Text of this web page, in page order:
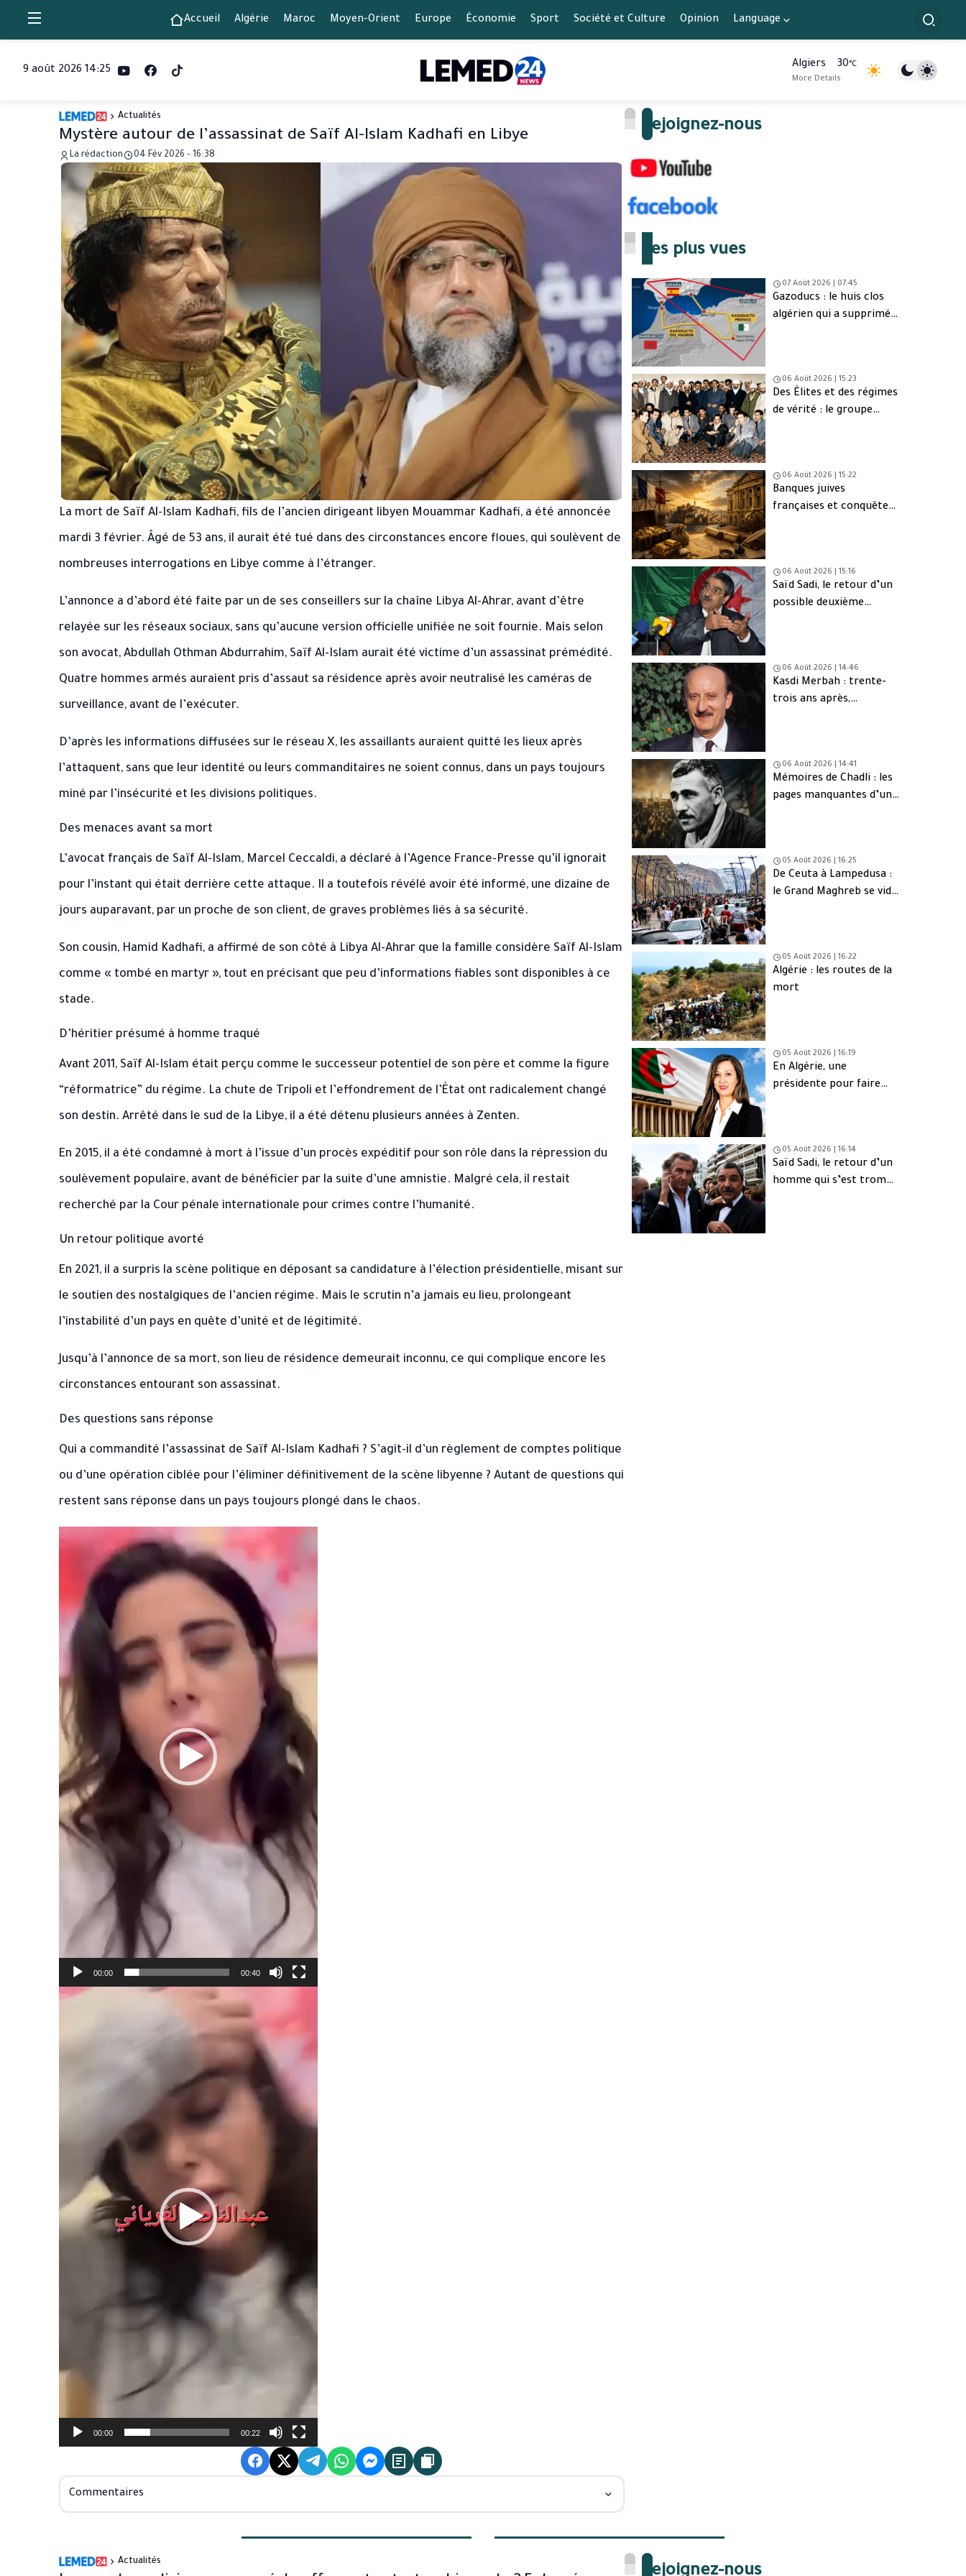
Accueil Algérie Maroc Moyen-Orient Europe Économie Sport Société et Culture Opinion Language
9 août 2026 14:25 Algiers 30°C
More Details
Actualités
Mystère autour de l’assassinat de Saïf Al-Islam Kadhafi en Libye
La rédaction 04 Fév 2026 - 16:38
La mort de Saïf Al-Islam Kadhafi, fils de l’ancien dirigeant libyen Mouammar Kadhafi, a été annoncée
mardi 3 février. Âgé de 53 ans, il aurait été tué dans des circonstances encore floues, qui soulèvent de
nombreuses interrogations en Libye comme à l’étranger.
L’annonce a d’abord été faite par un de ses conseillers sur la chaîne Libya Al-Ahrar, avant d’être
relayée sur les réseaux sociaux, sans qu’aucune version officielle unifiée ne soit fournie. Mais selon
son avocat, Abdullah Othman Abdurrahim, Saïf Al-Islam aurait été victime d’un assassinat prémédité.
Quatre hommes armés auraient pris d’assaut sa résidence après avoir neutralisé les caméras de
surveillance, avant de l’exécuter.
D’après les informations diffusées sur le réseau X, les assaillants auraient quitté les lieux après
l’attaquent, sans que leur identité ou leurs commanditaires ne soient connus, dans un pays toujours
miné par l’insécurité et les divisions politiques.
Des menaces avant sa mort
L’avocat français de Saïf Al-Islam, Marcel Ceccaldi, a déclaré à l’Agence France-Presse qu’il ignorait
pour l’instant qui était derrière cette attaque. Il a toutefois révélé avoir été informé, une dizaine de
jours auparavant, par un proche de son client, de graves problèmes liés à sa sécurité.
Son cousin, Hamid Kadhafi, a affirmé de son côté à Libya Al-Ahrar que la famille considère Saïf Al-Islam
comme « tombé en martyr », tout en précisant que peu d’informations fiables sont disponibles à ce
stade.
D’héritier présumé à homme traqué
Avant 2011, Saïf Al-Islam était perçu comme le successeur potentiel de son père et comme la figure
“réformatrice” du régime. La chute de Tripoli et l’effondrement de l’État ont radicalement changé
son destin. Arrêté dans le sud de la Libye, il a été détenu plusieurs années à Zenten.
En 2015, il a été condamné à mort à l’issue d’un procès expéditif pour son rôle dans la répression du
soulèvement populaire, avant de bénéficier par la suite d’une amnistie. Malgré cela, il restait
recherché par la Cour pénale internationale pour crimes contre l’humanité.
Un retour politique avorté
En 2021, il a surpris la scène politique en déposant sa candidature à l’élection présidentielle, misant sur
le soutien des nostalgiques de l’ancien régime. Mais le scrutin n’a jamais eu lieu, prolongeant
l’instabilité d’un pays en quête d’unité et de légitimité.
Jusqu’à l’annonce de sa mort, son lieu de résidence demeurait inconnu, ce qui complique encore les
circonstances entourant son assassinat.
Des questions sans réponse
Qui a commandité l’assassinat de Saïf Al-Islam Kadhafi ? S’agit-il d’un règlement de comptes politique
ou d’une opération ciblée pour l’éliminer définitivement de la scène libyenne ? Autant de questions qui
restent sans réponse dans un pays toujours plongé dans le chaos.
00:00 00:40
Lecteur
00:00 00:22
Commentaires
Rejoignez-nous
Les plus vues
07 Août 2026 | 07:45
Gazoducs : le huis clos
algérien qui a supprimé
06 Août 2026 | 15:23
Des Élites et des régimes
de vérité : le groupe
06 Août 2026 | 15:22
Banques juives
françaises et conquête
06 Août 2026 | 15:16
Saïd Sadi, le retour d’un
possible deuxième
06 Août 2026 | 14:46
Kasdi Merbah : trente-
trois ans après,
06 Août 2026 | 14:41
Mémoires de Chadli : les
pages manquantes d’une
05 Août 2026 | 16:25
De Ceuta à Lampedusa :
le Grand Maghreb se vide
05 Août 2026 | 16:22
Algérie : les routes de la
mort
05 Août 2026 | 16:19
En Algérie, une
présidente pour faire
05 Août 2026 | 16:14
Saïd Sadi, le retour d’un
homme qui s’est trompé
Actualités
Rejoignez-nous